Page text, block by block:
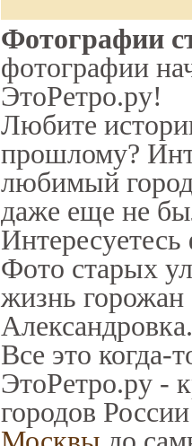
Фотографии
фотографии
ЭтоРетро.ру!
Любите
прошлому?
любимый
даже еще не
Интересуетесь
Фото старых
жизнь горожан
Все это когда-
ЭтоРетро.ру -
городов